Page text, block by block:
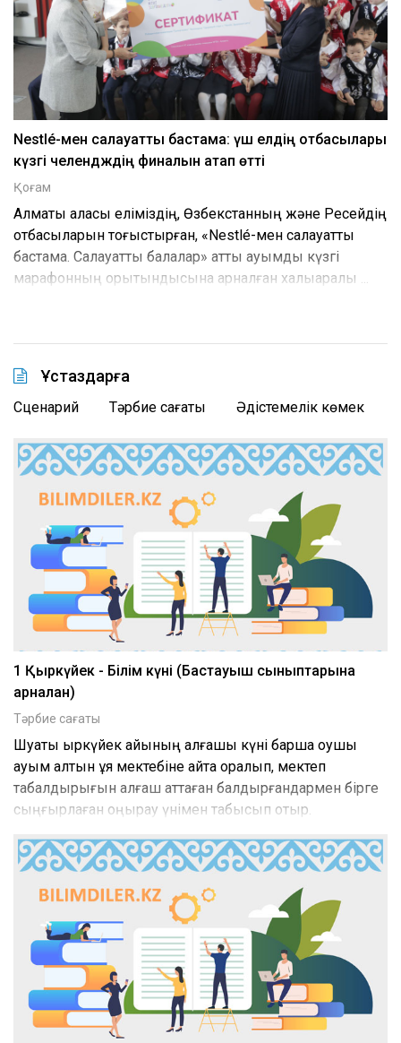
Nestlé-мен салауатты бастама: үш елдің отбасылары
күзгі челендждің финалын атап өтті
Қоғам
Алматы қаласы еліміздің, Өзбекстанның және Ресейдің
отбасыларын тоғыстырған, «Nestlé-мен салауатты
бастама. Салауатты балалар» атты ауқымды күзгі
марафонның қорытындысына арналған халықаралық ...
Ұстаздарға
Сценарий Тәрбие сағаты Әдістемелік көмек
1 Қыркүйек - Білім күні (Бастауыш сыныптарына
арналған)
Тәрбие сағаты
Шуақты қыркүйек айының алғашқы күні барша оқушы
қауым алтын ұя мектебіне қайта оралып, мектеп
табалдырығын алғаш аттаған балдырғандармен бірге
сыңғырлаған қоңырау үнімен табысып отыр.